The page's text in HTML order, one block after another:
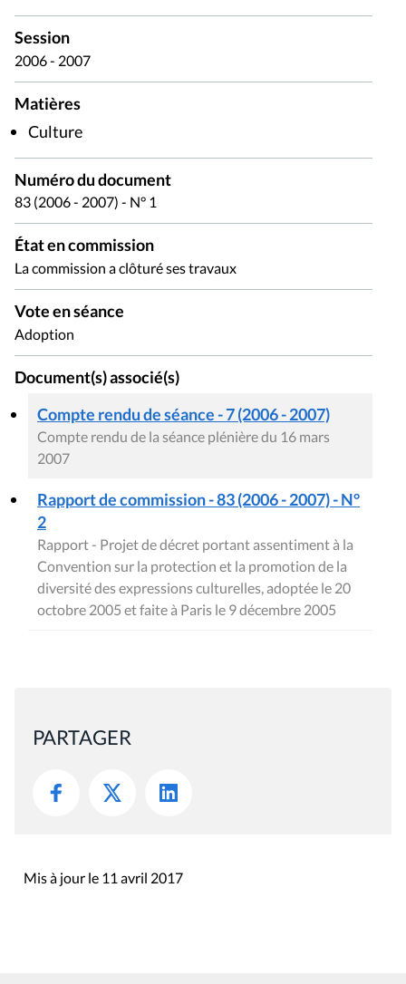
Session
2006 - 2007
Matières
Culture
Numéro du document
83 (2006 - 2007) - N° 1
État en commission
La commission a clôturé ses travaux
Vote en séance
Adoption
Document(s) associé(s)
Compte rendu de séance - 7 (2006 - 2007)
Compte rendu de la séance plénière du 16 mars
2007
Rapport de commission - 83 (2006 - 2007) - N°
2
Rapport - Projet de décret portant assentiment à la
Convention sur la protection et la promotion de la
diversité des expressions culturelles, adoptée le 20
octobre 2005 et faite à Paris le 9 décembre 2005
PARTAGER
Mis à jour le 11 avril 2017